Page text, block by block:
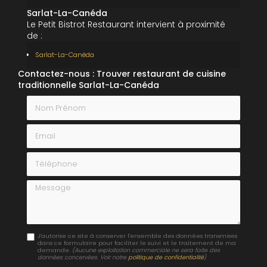
Sarlat-La-Canéda
Le Petit Bistrot Restaurant intervient à proximité
de :
Sarlat-La-Canéda
Contactez-nous : Trouver restaurant de cuisine
traditionnelle Sarlat-La-Canéda
Nom Prénom
Email
Téléphone
Message
J'autorise ce site à conserver l'ensemble des données transmises
dans ce formulaire pour faciliter le suivi et le traitement de ma
demande. (Aucune exploitation commerciale ne sera faite des
données concervées. Voir notre politique de confidentialité)